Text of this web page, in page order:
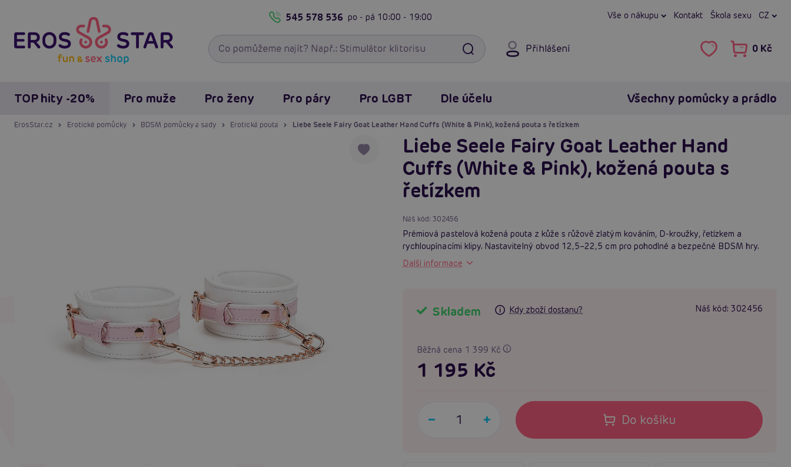
545 578 536 po - pá 10:00 - 19:00 Vše o nákupu Kontakt Škola sexu CZ
Přihlášení 0 Kč
TOP hity -20% Pro muže Pro ženy Pro páry Pro LGBT Dle účelu Všechny pomůcky a prádlo
ErosStar.cz Erotické pomůcky BDSM pomůcky a sady Erotická pouta Liebe Seele Fairy Goat Leather Hand Cuffs (White & Pink), kožená pouta s řetízkem
Liebe Seele Fairy Goat Leather Hand
Cuffs (White & Pink), kožená pouta s
řetízkem
Náš kód:302456
Prémiová pastelová kožená pouta z kůže s růžově zlatým kováním, D-kroužky, řetízkem a
rychloupínacími klipy. Nastavitelný obvod 12,5–22,5 cm pro pohodlné a bezpečné BDSM hry.
Další informace
Skladem Kdy zboží dostanu? Náš kód: 302456
Běžná cena 1 399 Kč
1 195 Kč
Do košíku